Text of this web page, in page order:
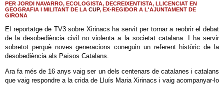
PER JORDI NAVARRO, ECOLOGISTA, DECREIXENTISTA, LLICENCIAT EN
GEOGRAFIA I MILITANT DE LA CUP, EX-REGIDOR A L'AJUNTAMENT DE
GIRONA
El reportatge de TV3 sobre Xirinacs ha servit per tornar a reobrir el debat
de la desobediència civil no violenta a la societat catalana. I ha servir
sobretot perquè noves generacions coneguin un referent històric de la
desobediència als Països Catalans.
Ara fa més de 16 anys vaig ser un dels centenars de catalanes i catalans
que vaig respondre a la crida de Lluís Maria Xirinacs i vaig acompanyar-lo